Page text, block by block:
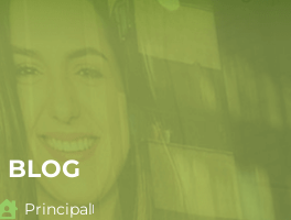
BLOG
Principal